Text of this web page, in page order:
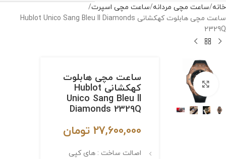
خانه ساعت مچی مردانه ساعت مچی اسپرت
ساعت مچی هابلوت کهکشانی Hublot Unico Sang Bleu ll Diamonds
2329Q
برای بزرگنمایی کلیک کنیدساعت مچی هابلوت
کهکشانی Hublot
Unico Sang Bleu ll
Diamonds 2329Q
27,600,000 تومان
اصالت ساخت : های کپی